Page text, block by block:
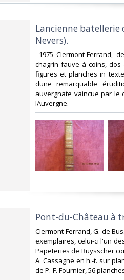
‎Lancienne batellerie
Nevers).‎
1975 Clermont-Ferrand,
chagrin fauve à coins,
figures et planches in
dune remarquable
auvergnate vaincue par
lAuvergne. ‎
‎Pont-du-Château à
‎Clermont-Ferrand, G. de
exemplaires, celui-ci l'un
Papeteries de Ruysscher
A. Cassagne en h.-t. sur
de P.-F. Fournier, 56